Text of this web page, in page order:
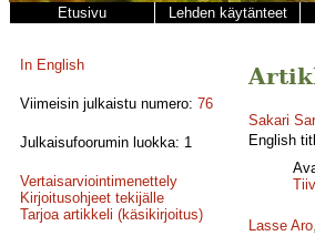
Etusivu Lehden käytänteet
In English
Viimeisin julkaistu numero: 76
Julkaisufoorumin luokka: 1
Vertaisarviointimenettely
Kirjoitusohjeet tekijälle
Tarjoa artikkeli (käsikirjoitus)
Sakari
English
Lasse Aro,